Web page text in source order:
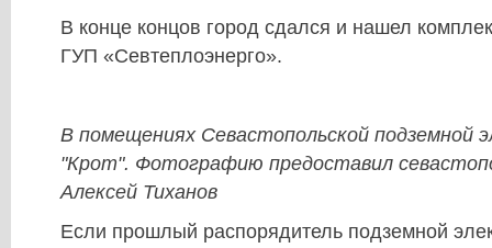
В конце концов город сдался и нашел
ГУП «Севтеплоэнерго».
В помещениях Севастопольской подземной
"Крот". Фотографию предоставил
Алексей Тиханов
Если прошлый распорядитель подземной